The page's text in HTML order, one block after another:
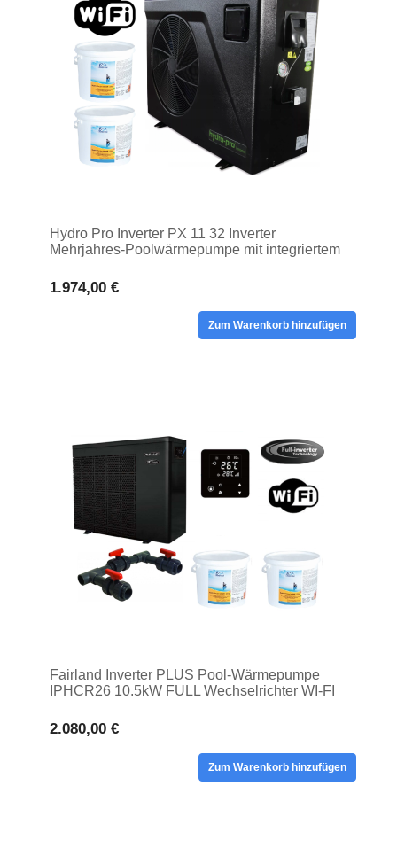
Hydro Pro Inverter PX 11 32 Inverter
Mehrjahres-Poolwärmepumpe mit integriertem
1.974,00 €
Zum Warenkorb hinzufügen
Fairland Inverter PLUS Pool-Wärmepumpe
IPHCR26 10.5kW FULL Wechselrichter WI-FI
2.080,00 €
Zum Warenkorb hinzufügen